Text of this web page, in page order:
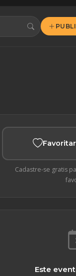
Cadastre-se gratis
Este